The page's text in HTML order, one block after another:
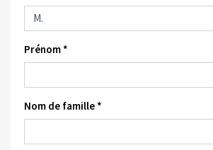
Prénom *
Nom de famille *